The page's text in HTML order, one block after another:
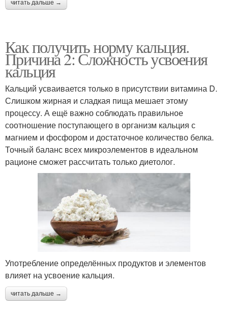
читать дальше →
Как получить норму кальция.
Причина 2: Сложность усвоения
кальция
Кальций усваивается только в присутствии витамина D.
Слишком жирная и сладкая пища мешает этому
процессу. А ещё важно соблюдать правильное
соотношение поступающего в организм кальция с
магнием и фосфором и достаточное количество белка.
Точный баланс всех микроэлементов в идеальном
рационе сможет рассчитать только диетолог.
Употребление определённых продуктов и элементов
влияет на усвоение кальция.
читать дальше →